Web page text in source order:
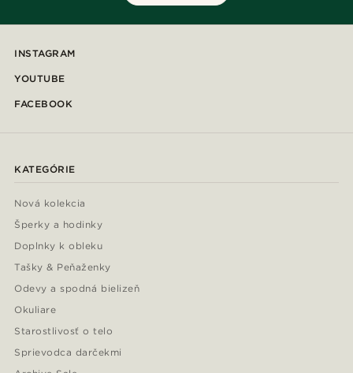
INSTAGRAM
YOUTUBE
FACEBOOK
KATEGÓRIE
Nová kolekcia
Šperky a hodinky
Doplnky k obleku
Tašky & Peňaženky
Odevy a spodná bielizeň
Okuliare
Starostlivosť o telo
Sprievodca darčekmi